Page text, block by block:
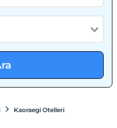
Kaoraegi Otelleri